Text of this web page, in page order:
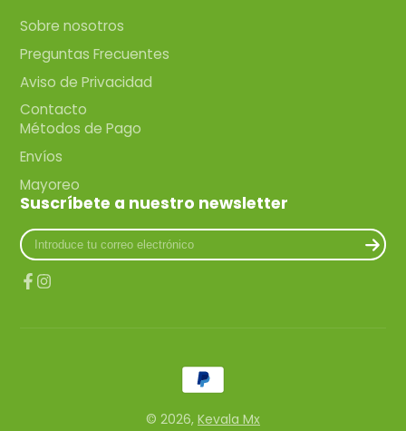
Sobre nosotros
Preguntas Frecuentes
Aviso de Privacidad
Contacto
Métodos de Pago
Envíos
Mayoreo
Suscríbete a nuestro newsletter
Introduce
tu
correo
electrónico
© 2026, Kevala Mx